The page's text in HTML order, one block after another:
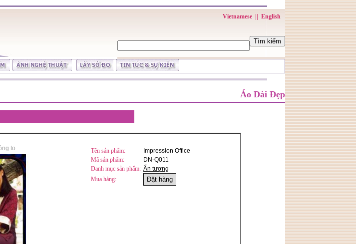
Vietnamese English
Áo Dài Đẹp
to Tên sản phẩm:
Impression Office
Mã sản phẩm:
DN-Q011
Danh mục sản phẩm: Ấn tượng
Mua hàng:
Đặt hàng